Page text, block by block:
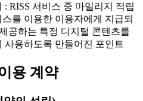
RISS 서비스 중 마일리지 적립
를 이용한 이용자에게 지급되
공하는 특정 디지털 콘텐츠를
사용하도록 만들어진 포인트
용 계약